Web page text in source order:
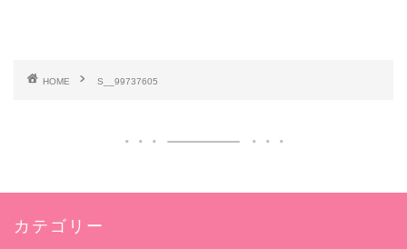
HOME S__99737605
カテゴリー